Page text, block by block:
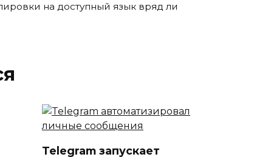
на доступный язык вряд ли
Telegram запускает